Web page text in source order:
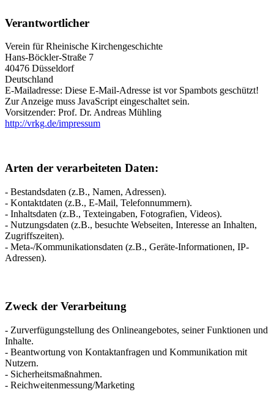
Verantwortlicher
Verein für Rheinische Kirchengeschichte
Hans-Böckler-Straße 7
40476 Düsseldorf
Deutschland
E-Mailadresse: Diese E-Mail-Adresse ist vor Spambots geschützt!
Zur Anzeige muss JavaScript eingeschaltet sein.
Vorsitzender: Prof. Dr. Andreas Mühling
http://vrkg.de/impressum
Arten der verarbeiteten Daten:
- Bestandsdaten (z.B., Namen, Adressen).
- Kontaktdaten (z.B., E-Mail, Telefonnummern).
- Inhaltsdaten (z.B., Texteingaben, Fotografien, Videos).
- Nutzungsdaten (z.B., besuchte Webseiten, Interesse an Inhalten,
Zugriffszeiten).
- Meta-/Kommunikationsdaten (z.B., Geräte-Informationen, IP-
Adressen).
Zweck der Verarbeitung
- Zurverfügungstellung des Onlineangebotes, seiner Funktionen und
Inhalte.
- Beantwortung von Kontaktanfragen und Kommunikation mit
Nutzern.
- Sicherheitsmaßnahmen.
- Reichweitenmessung/Marketing